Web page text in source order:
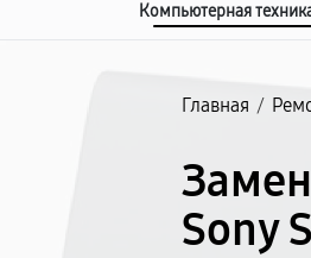
Компьютерная
Главная /
Sony